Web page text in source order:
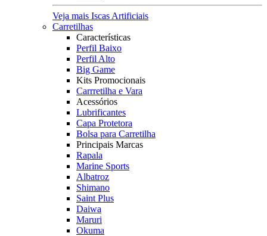
Veja mais Iscas Artificiais
Carretilhas
Características
Perfil Baixo
Perfil Alto
Big Game
Kits Promocionais
Carrretilha e Vara
Acessórios
Lubrificantes
Capa Protetora
Bolsa para Carretilha
Principais Marcas
Rapala
Marine Sports
Albatroz
Shimano
Saint Plus
Daiwa
Maruri
Okuma